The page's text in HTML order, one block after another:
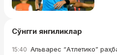
Сўнгги янгиликлар
15:40 Альварес “Атлетико”